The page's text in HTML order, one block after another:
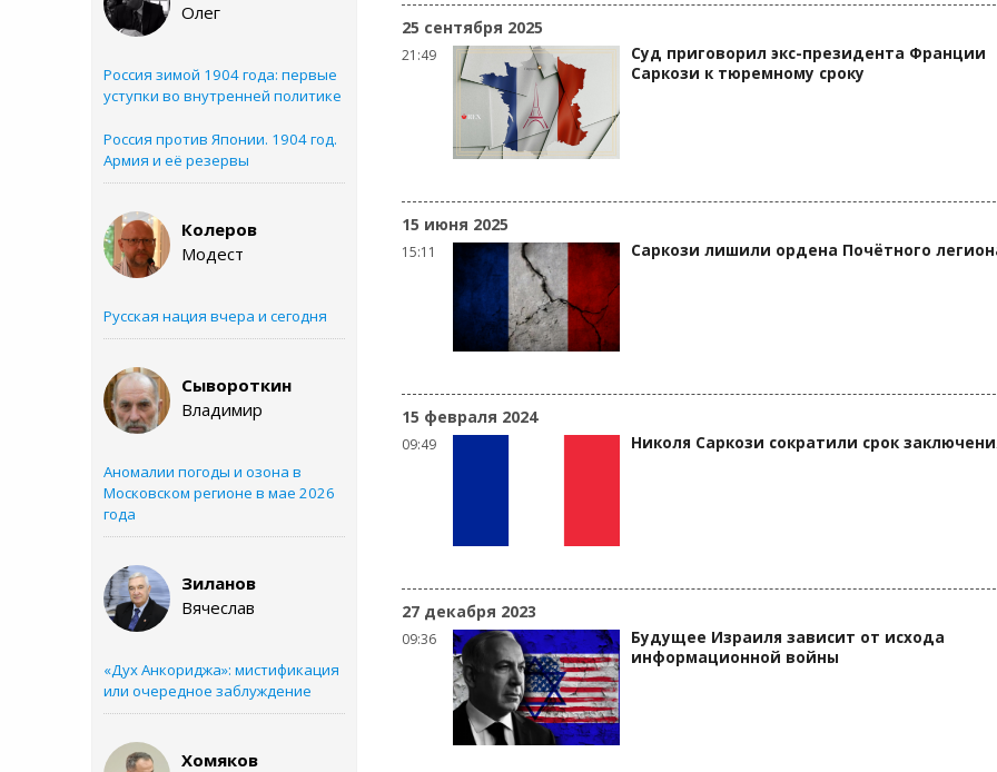
Олег
Россия зимой 1904 года: первые
уступки во внутренней политике
Россия против Японии. 1904 год.
Армия и её резервы
Колеров
Модест
Русская нация вчера и сегодня
Сывороткин
Владимир
Аномалии погоды и озона в
Московском регионе в мае 2026
года
Зиланов
Вячеслав
«Дух Анкориджа»: мистификация
или очередное заблуждение
Хомяков
25 сентября 2025
21:49
Суд приговорил экс-президента Франции
Саркози к тюремному сроку
15 июня 2025
15:11 Саркози лишили ордена Почётного
15 февраля 2024
09:49 Николя Саркози сократили срок
27 декабря 2023
09:36
Будущее Израиля зависит от исхода
информационной войны